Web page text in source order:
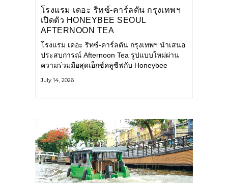
โรงแรม เดอะ ริทซ์-คาร์ลตัน กรุงเทพฯ
เปิดตัว HONEYBEE SEOUL
AFTERNOON TEA
COLLABORATION ณ คาเลโอ
(CALEŌ) ชวนสัมผัสเสน่ห์ของขนม
หวานร่วมสมัยจากกรุงโซล
โรงแรม เดอะ ริทซ์-คาร์ลตัน กรุงเทพฯ นำเสนอ
ประสบการณ์ Afternoon Tea รูปแบบใหม่ผ่าน
ความร่วมมือสุดเอ็กซ์คลูซีฟกับ Honeybee
ดังจากกรุงโซล นำโดยเชฟอึนจอง
July 14, 2026